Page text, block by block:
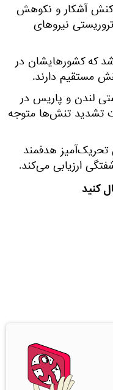
آشکار و نکوهش
نیروهای
که کشورهایشان در
مستقیم دارند.
لندن و پاریس در
تشدید تنش‌ها متوجه
تحریک‌آمیز هدفمند
ارزیابی می‌کند.
کنید